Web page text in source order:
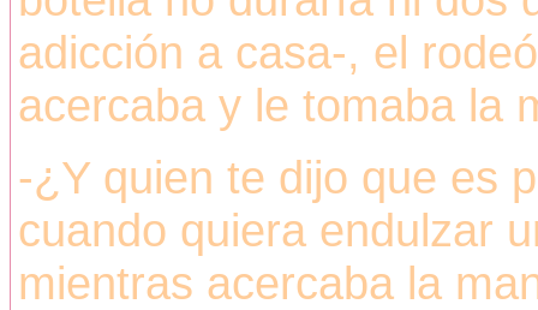
adicción a casa-, el
acercaba y le tomaba la
-¿Y quien te dijo que es
cuando quiera endulzar
mientras acercaba la